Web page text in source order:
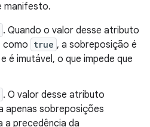
manifesto.
. Quando o valor desse atributo
como true , a sobreposição é
é imutável, o que impede que
. O valor desse atributo
apenas sobreposições
precedência da